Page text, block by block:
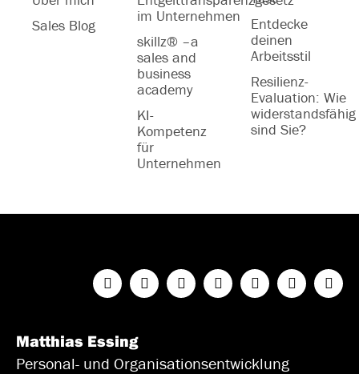
Sales Blog
im Unternehmen
skillz® –a
sales and
business
academy
KI-
Kompetenz
für
Unternehmen
Entdecke
deinen
Arbeitsstil
Resilienz-
Evaluation: Wie
widerstandsfähig
sind Sie?
Matthias Essing
Personal- und Organisationsentwicklung